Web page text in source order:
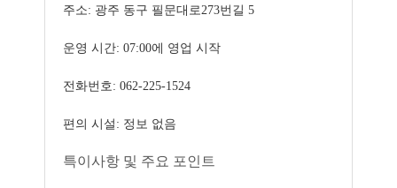
주소: 광주 동구 필문대로273번길 5
운영 시간: 07:00에 영업 시작
전화번호: 062-225-1524
편의 시설: 정보 없음
특이사항 및 주요 포인트